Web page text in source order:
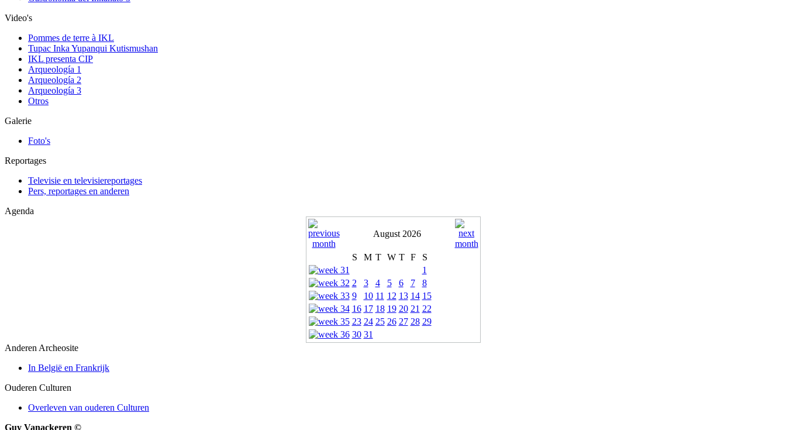
Video's
Pommes de terre à IKL
Tupac Inka Yupanqui Kutismushan
IKL presenta CIP
Arqueología 1
Arqueología 2
Arqueología 3
Otros
Galerie
Foto's
Reportages
Televisie en televisiereportages
Pers, reportages en anderen
Agenda
August 2026
S M T W T F
S
1
2
3 4 5 6 7
8
9
10 11 12 13 14 15
16 17 18 19 20 21 22
23 24 25 26 27 28 29
30 31
Anderen Archeosite
In België en Frankrijk
Ouderen Culturen
Overleven van ouderen Culturen
Guy Vanackeren ©